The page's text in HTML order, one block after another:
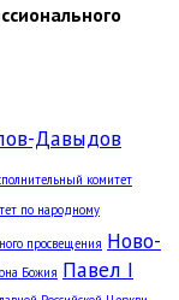
Давыдов
комитет
по народному
просвещения Ново-
Божия Павел I